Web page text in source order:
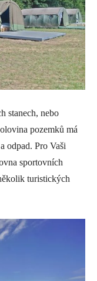
stanech, nebo
pozemků má
odpad. Pro Vaši
sportovních
turistických